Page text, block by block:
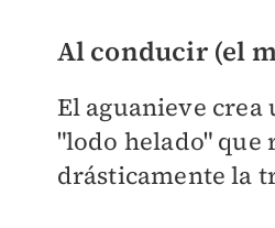
Al conducir (el
El aguanieve crea
"lodo helado" que
drásticamente la